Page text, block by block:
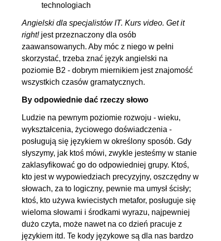
technologiach
Angielski dla specjalistów IT. Kurs video. Get it
right!jest przeznaczony dla osób
zaawansowanych. Aby móc z niego w pełni
skorzystać, trzeba znać język angielski na
poziomie B2 - dobrym miernikiem jest znajomość
wszystkich czasów gramatycznych.
By odpowiednie dać rzeczy słowo
Ludzie na pewnym poziomie rozwoju - wieku,
wykształcenia, życiowego doświadczenia -
posługują się językiem w określony sposób. Gdy
słyszymy, jak ktoś mówi, zwykle jesteśmy w stanie
zaklasyfikować go do odpowiedniej grupy. Ktoś,
kto jest w wypowiedziach precyzyjny, oszczędny w
słowach, za to logiczny, pewnie ma umysł ścisły;
ktoś, kto używa kwiecistych metafor, posługuje się
wieloma słowami i środkami wyrazu, najpewniej
dużo czyta, może nawet na co dzień pracuje z
językiem itd. Te kody językowe są dla nas bardzo